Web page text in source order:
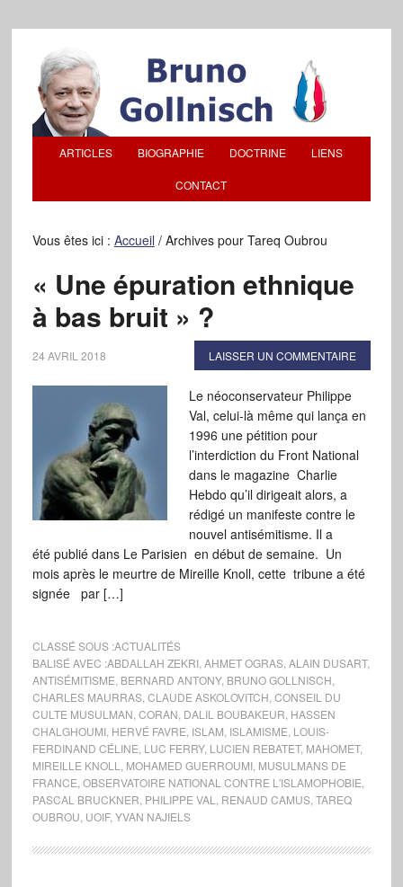
ARTICLES BIOGRAPHIE DOCTRINE LIENS
CONTACT
Vous êtes ici : Accueil /Archives pour Tareq Oubrou
« Une épuration ethnique
à bas bruit » ?
24 AVRIL 2018 LAISSER UN COMMENTAIRE
Le néoconservateur Philippe
Val, celui-là même qui lança en
1996 une pétition pour
l’interdiction du Front National
dans le magazine Charlie
Hebdo qu’il dirigeait alors, a
rédigé un manifeste contre le
nouvel antisémitisme. Il a
été publié dans Le Parisien en début de semaine. Un
mois après le meurtre de Mireille Knoll, cette tribune a été
signée par […]
CLASSÉ SOUS :ACTUALITÉS
BALISÉ AVEC :ABDALLAH ZEKRI, AHMET OGRAS, ALAIN DUSART,
ANTISÉMITISME BERNARD ANTONY, BRUNO GOLLNISCH
CHARLES MAURRAS, CLAUDE ASKOLOVITCH CONSEIL DU
CULTE MUSULMAN CORAN DALIL BOUBAKEUR HASSEN
CHALGHOUMI, HERVÉ FAVRE ISLAM ISLAMISME LOUIS-
FERDINAND CÉLINE LUC FERRY, LUCIEN REBATET, MAHOMET,
MIREILLE KNOLL
MOHAMED GUERROUMI, MUSULMANS DE
FRANCE OBSERVATOIRE NATIONAL CONTRE L'ISLAMOPHOBIE
PASCAL BRUCKNER PHILIPPE VAL RENAUD CAMUS, TAREQ
OUBROU UOIF, YVAN NAJIELS